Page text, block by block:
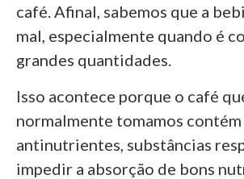
café. Afinal, sabemos que a
mal, especialmente quando é
grandes quantidades.
Isso acontece porque o café
normalmente tomamos contém
antinutrientes, substâncias
impedir a absorção de bons